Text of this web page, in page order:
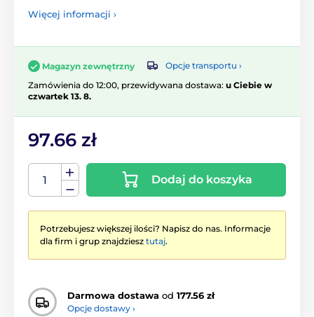
Więcej informacji ›
Magazyn zewnętrzny
Opcje transportu ›
Zamówienia do 12:00, przewidywana dostawa: u Ciebie w
czwartek 13. 8.
97.66 zł
Dodaj do koszyka
Potrzebujesz większej ilości? Napisz do nas. Informacje
dla firm i grup znajdziesz tutaj.
Darmowa dostawa od 177.56 zł
Opcje dostawy ›